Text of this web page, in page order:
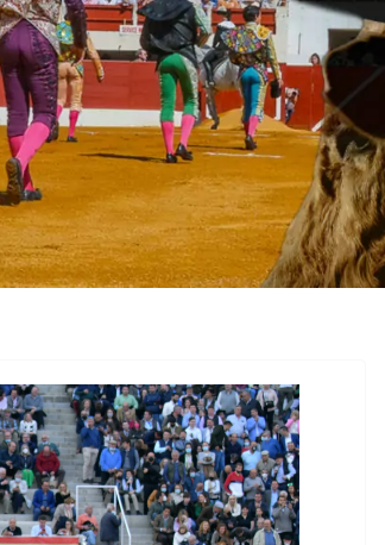
ACTUALITÉS TAURINES PHOTOS TAURINES 2026